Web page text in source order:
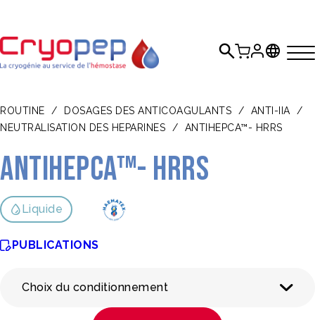
ROUTINE / DOSAGES DES ANTICOAGULANTS / ANTI-IIA
/
NEUTRALISATION DES HEPARINES
/ ANTIHEPCA™- HRRS
Antihepca™- HRRS
Liquide
PUBLICATIONS
Choix du conditionnement